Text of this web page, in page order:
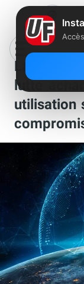
La bande
lutte
utilisation